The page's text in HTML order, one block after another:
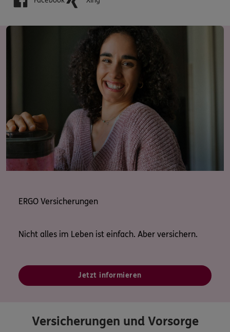
ERGO Versicherungen
Nicht alles im Leben ist einfach. Aber versichern.
Jetzt informieren
Versicherungen und Vorsorge